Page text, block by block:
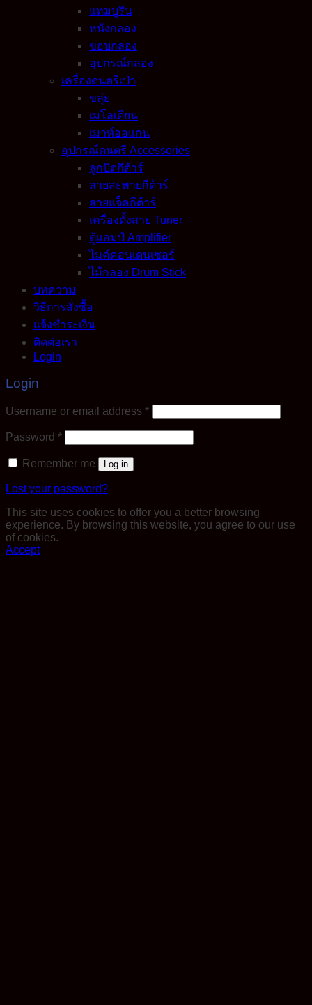
แทมบูรีน
หนังกลอง
ขอบกลอง
อุปกรณ์กลอง
เครื่องดนตรีเป่า
ขลุ่ย
เมโลเดียน
เมาท์ออแกน
อุปกรณ์ดนตรี Accessories
ลูกบิดกีต้าร์
สายสะพายกีต้าร์
สายแจ็คกีต้าร์
เครื่องตั้งสาย Tuner
ตู้แอมป์ Amplifier
ไมค์คอนเดนเซอร์
ไม้กลอง Drum Stick
บทความ
วิธีการสั่งซื้อ
แจ้งชำระเงิน
ติดต่อเรา
Login
Login
Username or email address *Required
Password *Required
Remember me Log in
Lost your password?
This site uses cookies to offer you a better browsing
experience. By browsing this website, you agree to our use
of cookies.
Accept